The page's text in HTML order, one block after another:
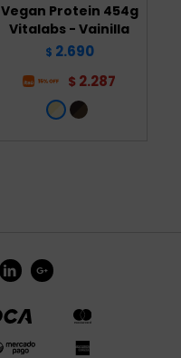
Vegan Protein 454g
Vitalabs - Vainilla
$ 2.690
$ 2.287
 